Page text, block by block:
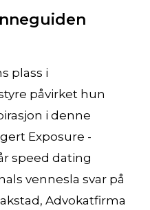
plass i
påvirket hun
i denne
Exposure -
speed dating
vennesla svar på
Advokatfirma